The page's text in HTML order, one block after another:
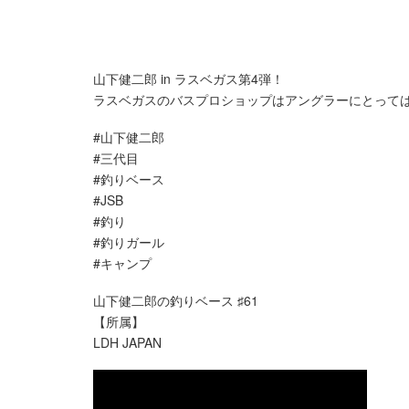
山下健二郎 in ラスベガス第4弾！
ラスベガスのバスプロショップはアングラーにとって
#山下健二郎
#三代目
#釣りベース
#JSB
#釣り
#釣りガール
#キャンプ
山下健二郎の釣りベース ♯61
【所属】
LDH JAPAN